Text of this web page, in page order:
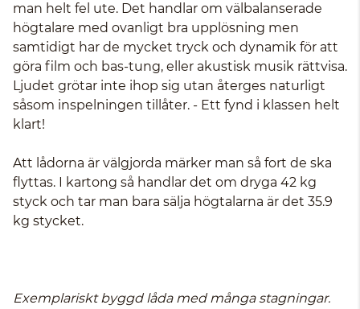
man helt fel ute. Det handlar om välbalanserade
högtalare med ovanligt bra upplösning men
samtidigt har de mycket tryck och dynamik för att
göra film och bas-tung, eller akustisk musik rättvisa.
Ljudet grötar inte ihop sig utan återges naturligt
såsom inspelningen tillåter. - Ett fynd i klassen helt
klart!
Att lådorna är välgjorda märker man så fort de ska
flyttas. I kartong så handlar det om dryga 42 kg
styck och tar man bara sälja högtalarna är det 35.9
kg stycket.
Exemplariskt byggd låda med många stagningar.